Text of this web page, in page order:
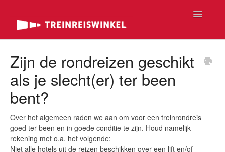
Toggle
FAQ Tickets
FAQ Passen
FAQ Luxe
Zijn de rondreizen geschikt
als je slecht(er) ter been
bent?
Over het algemeen raden we aan om voor een treinrondreis
goed ter been en in goede conditie te zijn. Houd namelijk
rekening met o.a. het volgende:
Niet alle hotels uit de reizen beschikken over een lift en/of